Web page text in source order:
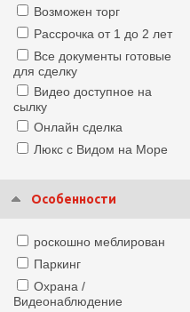
Возможен торг
Рассрочка от 1 до 2 лет
Все документы готовые
для сделку
Видео доступное на
сылку
Онлайн сделка
Люкс с Видом на Море
Особенности
роскошно меблирован
Паркинг
Охрана /
Видеонаблюдение